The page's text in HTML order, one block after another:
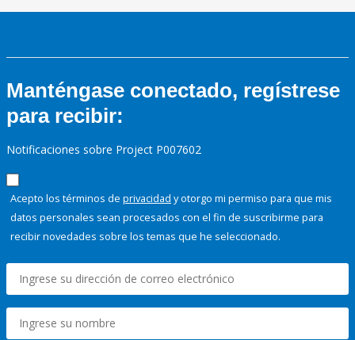
Manténgase conectado, regístrese
para recibir:
Notificaciones sobre Project P007602
Acepto los términos de privacidad y otorgo mi permiso para que mis
datos personales sean procesados con el fin de suscribirme para
recibir novedades sobre los temas que he seleccionado.